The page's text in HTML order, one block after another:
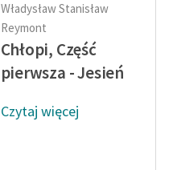
Władysław Stanisław
Reymont
Chłopi, Część
pierwsza - Jesień
Czytaj więcej